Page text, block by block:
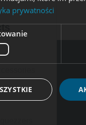
prywatności